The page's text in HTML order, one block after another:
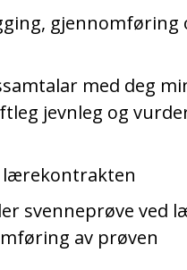
gjennomføring
med deg
jevnleg og
lærekontrakten
svenneprøve ved
av prøven